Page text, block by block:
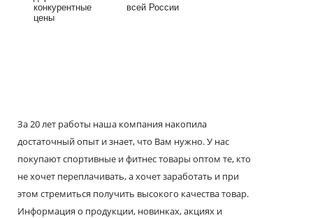
конкурентные
цены
всей России
За 20 лет работы наша компания накопила
достаточный опыт и знает, что Вам нужно. У нас
покупают спортивные и фитнес товары оптом те, кто
не хочет переплачивать, а хочет заработать и при
этом стремиться получить высокого качества товар.
Информация о продукции, новинках, акциях и